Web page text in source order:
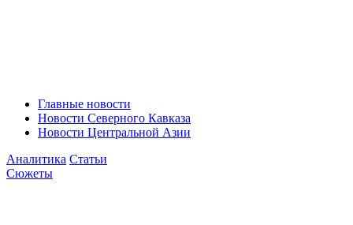
Главные новости
Новости Северного Кавказа
Новости Центральной Азии
Аналитика Статьи
Сюжеты